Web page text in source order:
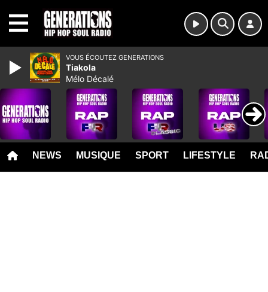
NEWS MUSIQUE SPORT LIFESTYLE
VOUS ÉCOUTEZ GENERATIONS
Tiakola
Mélo Décalé